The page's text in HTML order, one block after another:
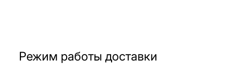
Режим работы доставки